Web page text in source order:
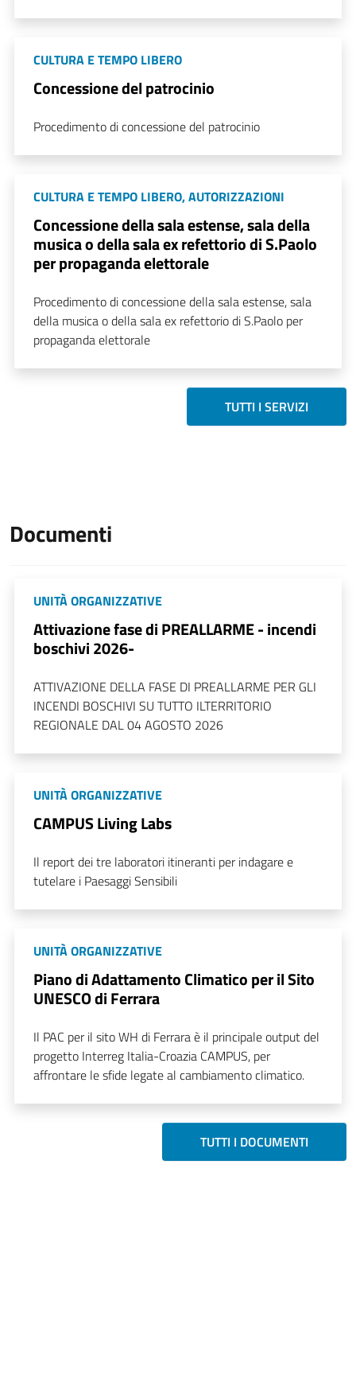
CULTURA E TEMPO LIBERO
Concessione del patrocinio
Procedimento di concessione del patrocinio
CULTURA E TEMPO LIBERO,AUTORIZZAZIONI
Concessione della sala estense, sala della
musica o della sala ex refettorio di S.Paolo
per propaganda elettorale
Procedimento di concessione della sala estense, sala
della musica o della sala ex refettorio di S.Paolo per
propaganda elettorale
TUTTI I SERVIZI
Documenti
UNITÀ ORGANIZZATIVE
Attivazione fase di PREALLARME - incendi
boschivi 2026-
ATTIVAZIONE DELLA FASE DI PREALLARME PER GLI
INCENDI BOSCHIVI SU TUTTO ILTERRITORIO
REGIONALE DAL 04 AGOSTO 2026
UNITÀ ORGANIZZATIVE
CAMPUS Living Labs
Il report dei tre laboratori itineranti per indagare e
tutelare i Paesaggi Sensibili
UNITÀ ORGANIZZATIVE
Piano di Adattamento Climatico per il Sito
UNESCO di Ferrara
Il PAC per il sito WH di Ferrara è il principale output del
progetto Interreg Italia-Croazia CAMPUS, per
affrontare le sfide legate al cambiamento climatico.
TUTTI I DOCUMENTI